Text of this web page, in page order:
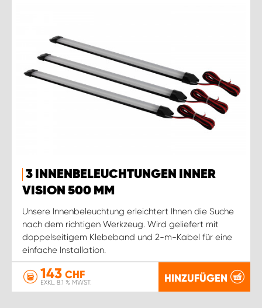
3 INNENBELEUCHTUNGEN INNER
VISION 500 MM
Unsere Innenbeleuchtung erleichtert Ihnen die Suche
nach dem richtigen Werkzeug. Wird geliefert mit
doppelseitigem Klebeband und 2-m-Kabel für eine
einfache Installation.
143 CHF
EXKL. 8.1 % MWST. HINZUFÜGEN